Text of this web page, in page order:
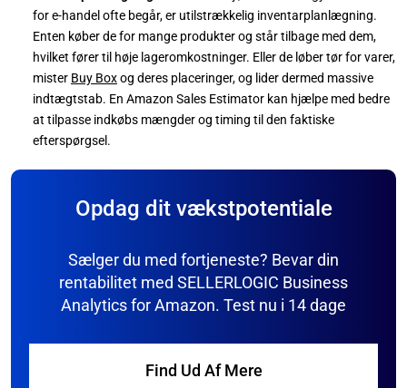
for e-handel ofte begår, er utilstrækkelig inventarplanlægning.
Enten køber de for mange produkter og står tilbage med dem,
hvilket fører til høje lageromkostninger. Eller de løber tør for varer,
mister Buy Boxog deres placeringer, og lider dermed massive
indtægtstab. En Amazon Sales Estimator kan hjælpe med bedre
at tilpasse indkøbs mængder og timing til den faktiske
efterspørgsel.
Opdag dit vækstpotentiale
Sælger du med fortjeneste? Bevar din
rentabilitet med SELLERLOGIC Business
Analytics for Amazon. Test nu i 14 dage
Find Ud Af Mere